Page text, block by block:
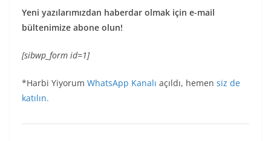
Yeni yazılarımızdan haberdar olmak için e-mail
bültenimize abone olun!
[sibwp_form id=1]
*Harbi Yiyorum WhatsApp Kanalı açıldı, hemen siz de
katılın.